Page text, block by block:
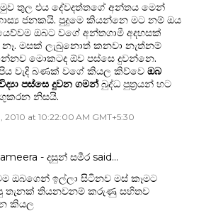
තුල එය දේවදත්තගේ අන්තය මෙන්
ජනකයි. පුදුමෙ කියන්නෙ මට නම් ඔය
ඔබට වගේ අන්තගාමී අදහසක්
මසක් ලැබුනොත් කනවා නැත්නම්
මොකටද ඕව පස්සෙ දුවන්නෙ.
වැදි බණක් වගේ කියල කිව්වෙ ඔබ
පස්සෙ දුවන ගමන්බුද්ධ පුත්‍රයන් හට
නිසයි.
2010 at 10:22:00 AM GMT+5:30
- දසුන් සමීර said…
ඔබගෙන් ඉල්ලා සිටිනව මස් කෑමට
තැනක් තියනවනම් කරුණු සහිතව
කියල